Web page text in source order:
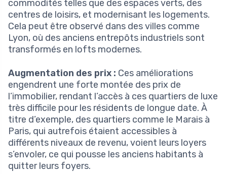
commodités telles que des espaces verts, des
centres de loisirs, et modernisant les logements.
Cela peut être observé dans des villes comme
Lyon, où des anciens entrepôts industriels sont
transformés en lofts modernes.
Augmentation des prix : Ces améliorations
engendrent une forte montée des prix de
l’immobilier, rendant l’accès à ces quartiers de luxe
très difficile pour les résidents de longue date. À
titre d’exemple, des quartiers comme le Marais à
Paris, qui autrefois étaient accessibles à
différents niveaux de revenu, voient leurs loyers
s’envoler, ce qui pousse les anciens habitants à
quitter leurs foyers.